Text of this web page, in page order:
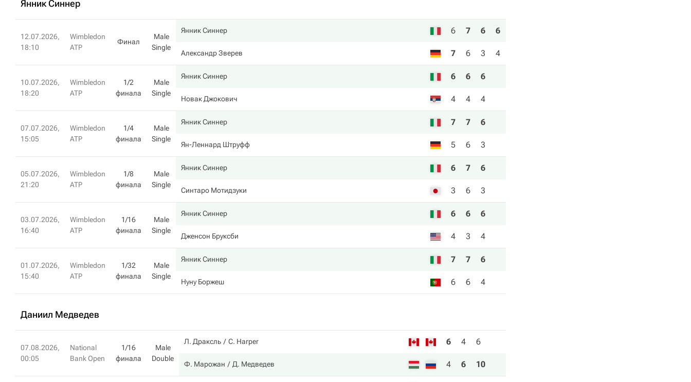
Янник Синнер
12.07.2026,
18:10
Wimbledon
ATP
Финал
Male
Single
Янник Синнер 6 7 6 6
Александр Зверев 7 6 3 4
10.07.2026,
18:20
Wimbledon
ATP
1/2
финала
Male
Single
Янник Синнер 6 6 6
Новак Джокович 4 4 4
07.07.2026,
15:05
Wimbledon
ATP
1/4
финала
Male
Single
Янник Синнер 7 7 6
Ян-Леннард Штруфф 5 6 3
05.07.2026,
21:20
Wimbledon
ATP
1/8
финала
Male
Single
Янник Синнер 6 7 6
Синтаро Мотидзуки 3 6 3
03.07.2026,
16:40
Wimbledon
ATP
1/16
финала
Male
Single
Янник Синнер 6 6 6
Дженсон Бруксби 4 3 4
01.07.2026,
15:40
Wimbledon
ATP
1/32
финала
Male
Single
Янник Синнер 7 7 6
Нуну Боржеш 6 6 4
Даниил Медведев
07.08.2026,
00:05
National
Bank Open
1/16
финала
Male
Double
Л. Драксль C. Harper 6 4 6
Ф. Марожан Д. Медведев 4 6 10